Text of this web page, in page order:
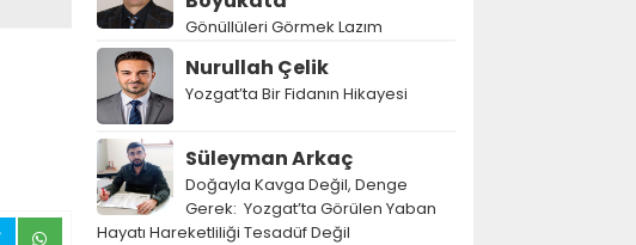
Gönüllüleri Görmek Lazım
Nurullah Çelik
Yozgat’ta Bir Fidanın Hikayesi
Süleyman Arkaç
Doğayla Kavga Değil, Denge
Gerek: Yozgat’ta Görülen Yaban
Hayatı Hareketliliği Tesadüf Değil